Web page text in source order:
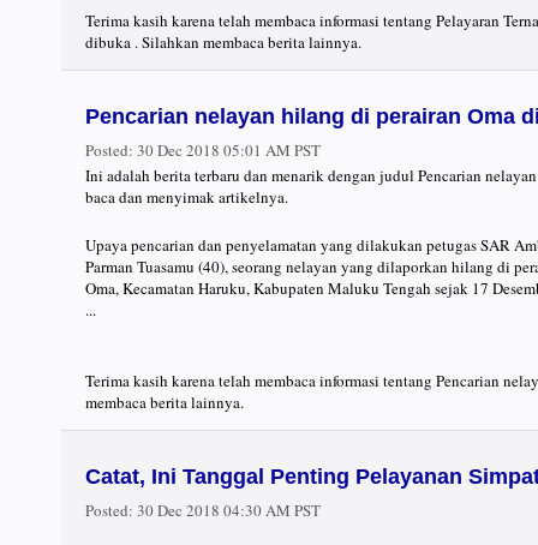
Terima kasih karena telah membaca informasi tentang Pelayaran
dibuka . Silahkan membaca berita lainnya.
Pencarian nelayan hilang di perairan Oma
Posted: 30 Dec 2018 05:01 AM PST
Ini adalah berita terbaru dan menarik dengan judul Pencarian
baca dan menyimak artikelnya.
Upaya pencarian dan penyelamatan yang dilakukan petugas SAR
Parman Tuasamu (40), seorang nelayan yang dilaporkan hilang di
Oma, Kecamatan Haruku, Kabupaten Maluku Tengah sejak 17
...
Terima kasih karena telah membaca informasi tentang Pencarian
membaca berita lainnya.
Catat, Ini Tanggal Penting Pelayanan
Posted: 30 Dec 2018 04:30 AM PST